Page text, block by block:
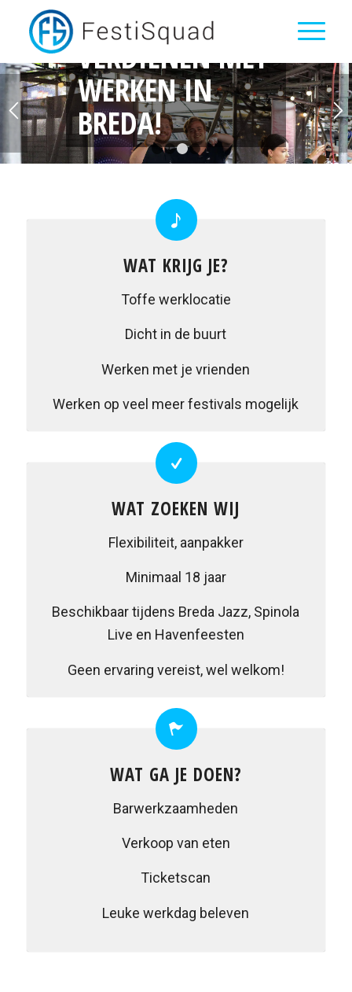
1 2 3 4
EXTRA GELD
VERDIENEN MET
WERKEN IN
BREDA!
WAT KRIJG JE?
Toffe werklocatie
Dicht in de buurt
Werken met je vrienden
Werken op veel meer festivals mogelijk
WAT ZOEKEN WIJ
Flexibiliteit, aanpakker
Minimaal 18 jaar
Beschikbaar tijdens Breda Jazz, Spinola
Live en Havenfeesten
Geen ervaring vereist, wel welkom!
WAT GA JE DOEN?
Barwerkzaamheden
Verkoop van eten
Ticketscan
Leuke werkdag beleven